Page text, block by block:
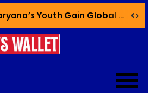
Haryana’s Youth Gain Global Healthcare Career Boost Through New Skilling Partnership